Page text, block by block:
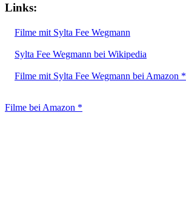
Links:
Filme mit Sylta Fee Wegmann
Sylta Fee Wegmann bei Wikipedia
Filme mit Sylta Fee Wegmann bei Amazon *
Filme bei Amazon *